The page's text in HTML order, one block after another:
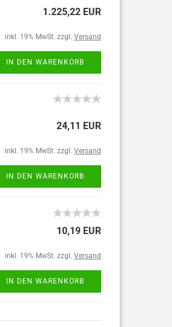
1.225,22 EUR
inkl. 19% MwSt. zzgl. Versand
IN DEN WARENKORB
24,11 EUR
inkl. 19% MwSt. zzgl. Versand
IN DEN WARENKORB
10,19 EUR
inkl. 19% MwSt. zzgl. Versand
IN DEN WARENKORB